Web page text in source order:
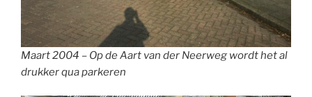
Maart 2004 – Op de Aart van der Neerweg wordt het al
drukker qua parkeren